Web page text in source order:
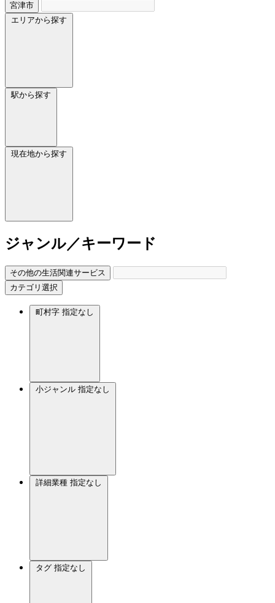
宮津市
エリアから探す
駅から探す
現在地から探す
ジャンル／キーワード
その他の生活関連サービス
カテゴリ選択
町村字 指定なし
小ジャンル 指定なし
詳細業種 指定なし
タグ 指定なし